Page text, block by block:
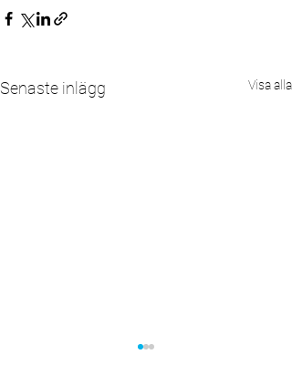
Senaste inlägg Visa alla